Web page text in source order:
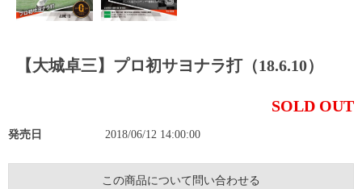
【大城卓三】プロ初サヨナラ打（18.6.10）
SOLD OUT
発売日 2018/06/12 14:00:00
この商品について問い合わせる